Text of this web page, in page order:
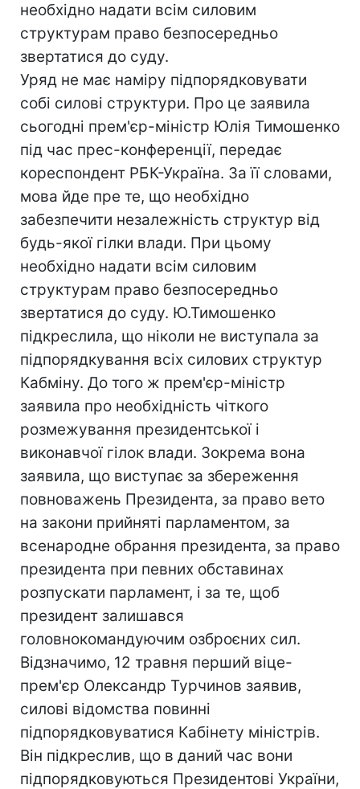
необхідно надати всім силовим
структурам право безпосередньо
звертатися до суду.
Уряд не має наміру підпорядковувати
собі силові структури. Про це заявила
сьогодні прем'єр-міністр Юлія Тимошенко
під час прес-конференції, передає
кореспондент РБК-Україна. За її словами,
мова йде пре те, що необхідно
забезпечити незалежність структур від
будь-якої гілки влади. При цьому
необхідно надати всім силовим
структурам право безпосередньо
звертатися до суду. Ю.Тимошенко
підкреслила, що ніколи не виступала за
підпорядкування всіх силових структур
Кабміну. До того ж прем'єр-міністр
заявила про необхідність чіткого
розмежування президентської і
виконавчої гілок влади. Зокрема вона
заявила, що виступає за збереження
повноважень Президента, за право вето
на закони прийняті парламентом, за
всенародне обрання президента, за право
президента при певних обставинах
розпускати парламент, і за те, щоб
президент залишався
головнокомандуючим озброєних сил.
Відзначимо, 12 травня перший віце-
прем'єр Олександр Турчинов заявив,
силові відомства повинні
підпорядковуватися Кабінету міністрів.
Він підкреслив, що в даний час вони
підпорядковуються Президентові України,